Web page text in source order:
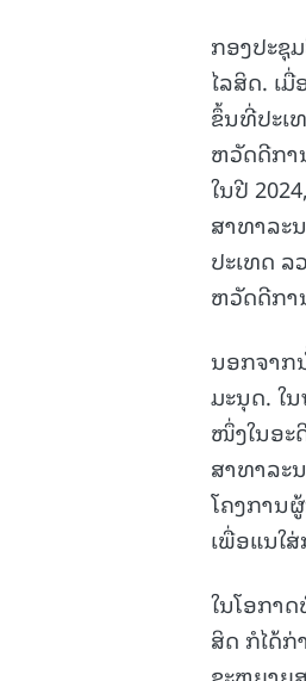
ກອງປະຊຸ
ໄລສິດ. ເ
ຂຶ້ນທີ່ປະເ
ຫວັດດີກາ
ໃນປີ
ສາທາລະ
ປະເທດ
ຫວັດດີກາ
ນອກຈາກ
ມະນຸດ. ໃ
ໜຶ່ງໃນອະ
ສາທາລະ
ໂຄງການ
ເພື່ອແນໃ
ໃນໂອກາ
ສິດ ກໍໄດ້